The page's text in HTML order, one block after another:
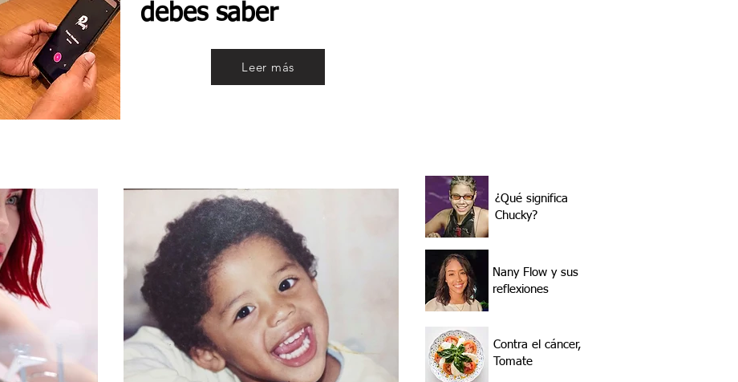
debes saber
Leer más
¿Qué significa
Chucky?
Nany Flow y sus
reflexiones
Contra el cáncer,
Tomate